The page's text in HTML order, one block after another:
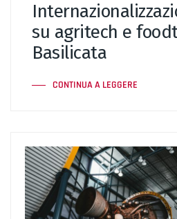
su agritech e
Basilicata
CONTINUA A LEGGERE